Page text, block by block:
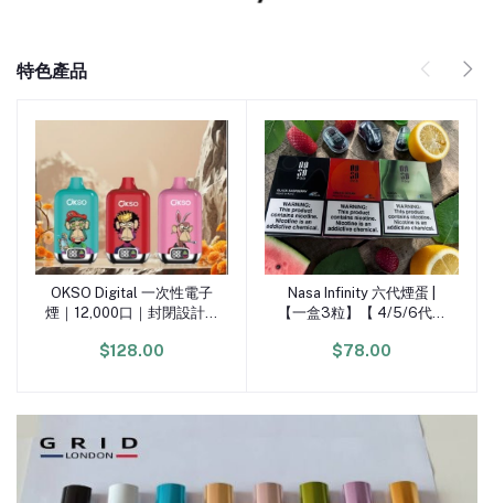
特色產品
加入購物車
OKSO Digital 一次性電子
煙｜12,000口｜封閉設計免
$128.00
加入購物車
Nasa Infinity 六代煙蛋 |
【一盒3粒】【 4/5/6代電
$78.00